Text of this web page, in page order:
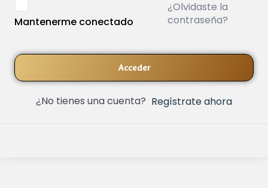
Mantenerme conectado
¿Olvidaste la
contraseña?
Acceder
¿No tienes una cuenta? Regístrate ahora